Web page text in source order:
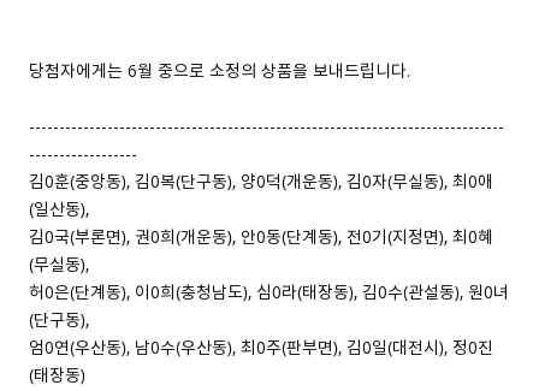
당첨자에게는 6월 중으로 소정의 상품을 보내드립니다.
-------------------------------------------------------------------------------
------------------
김0훈（중앙동）, 김0복（단구동）, 양0덕（개운동）, 김0자（무실동）, 최0애
（일산동）,
김0국（부론면）, 권0희（개운동）, 안0동（단계동）, 전0기（지정면）, 최0혜
（무실동）,
허0은（단계동）, 이0희（충청남도）, 심0라（태장동）, 김0수（관설동）, 원0녀
（단구동）,
엄0연（우산동）, 남0수（우산동）, 최0주（판부면）, 김0일（대전시）, 정0진
（태장동）